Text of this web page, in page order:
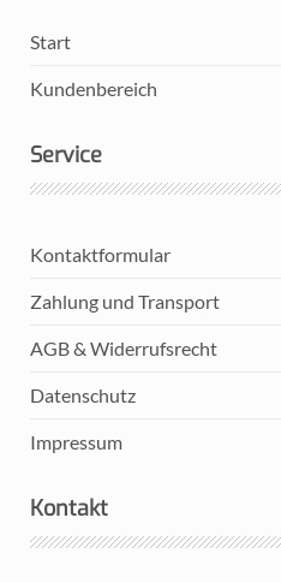
Start
Kundenbereich
Service
Kontaktformular
Zahlung und Transport
AGB & Widerrufsrecht
Datenschutz
Impressum
Kontakt